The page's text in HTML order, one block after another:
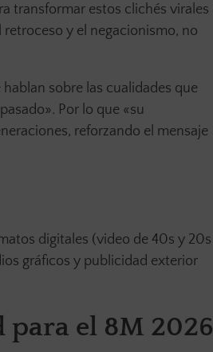
transformar estos clichés virales
y el negacionismo, no
sobre las cualidades que
Por lo que «su
reforzando el mensaje
digitales (video de 40s y 20s
gráficos y publicidad exterior
para el 8M 2026